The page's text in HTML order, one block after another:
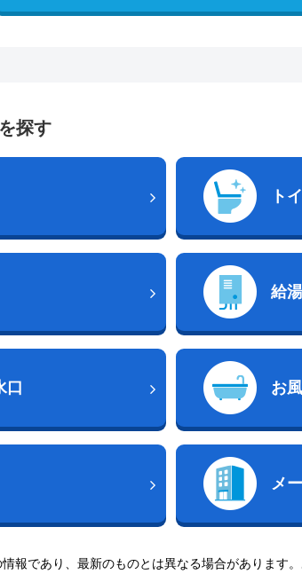
探す
ト
給
口 お
メ
報であり、最新のものとは異なる場合があります。